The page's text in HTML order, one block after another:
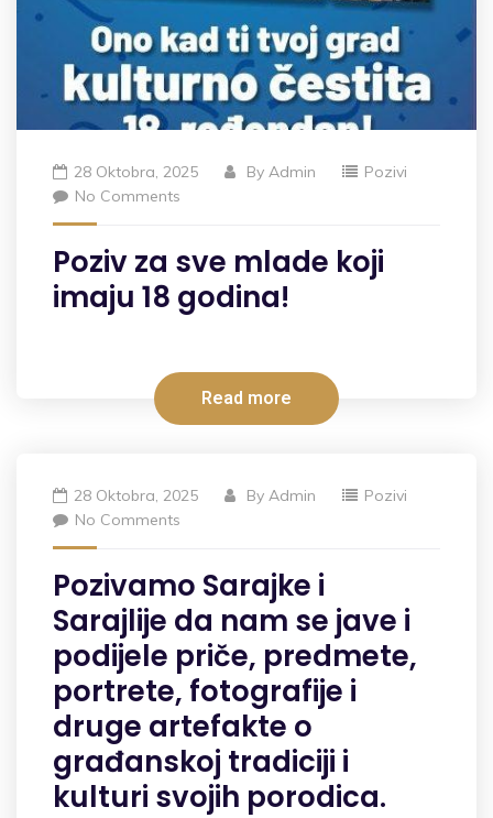
28 Oktobra, 2025 By Admin
Pozivi
No Comments
Poziv za sve mlade koji
imaju 18 godina!
Read more
28 Oktobra, 2025 By Admin
Pozivi
No Comments
Pozivamo Sarajke i
Sarajlije da nam se jave i
podijele priče, predmete,
portrete, fotografije i
druge artefakte o
građanskoj tradiciji i
kulturi svojih porodica.